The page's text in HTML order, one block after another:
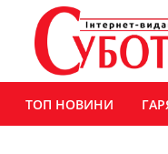
ТОП НОВИНИ